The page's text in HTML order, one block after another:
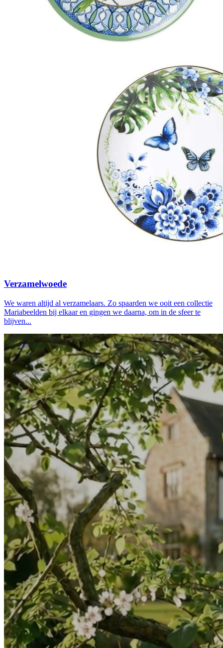
Verzamelwoede
We waren altijd al verzamelaars. Zo spaarden we ooit een collectie
Mariabeelden bij elkaar en gingen we daarna, om in de sfeer te
blijven...